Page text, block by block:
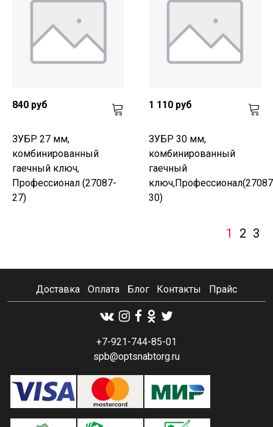
840 руб
ЗУБР 27 мм,
комбинированный
гаечный ключ,
Профессионал (27087-
27)
1 110 руб
ЗУБР 30 мм,
комбинированный
гаечный
30)
1 2 3
Доставка Оплата Блог Контакты Прайс
+7-921-744-85-01
spb@optsnabtorg.ru